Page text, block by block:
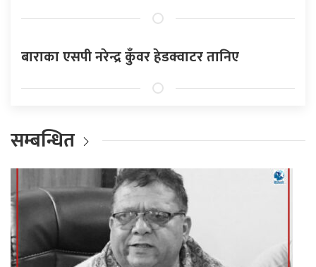
बाराका एसपी नरेन्द्र कुँवर हेडक्वाटर तानिए
सम्बन्धित